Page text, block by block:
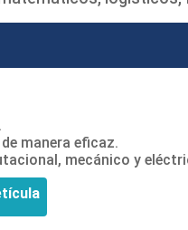
manera eficaz.
mecánico y